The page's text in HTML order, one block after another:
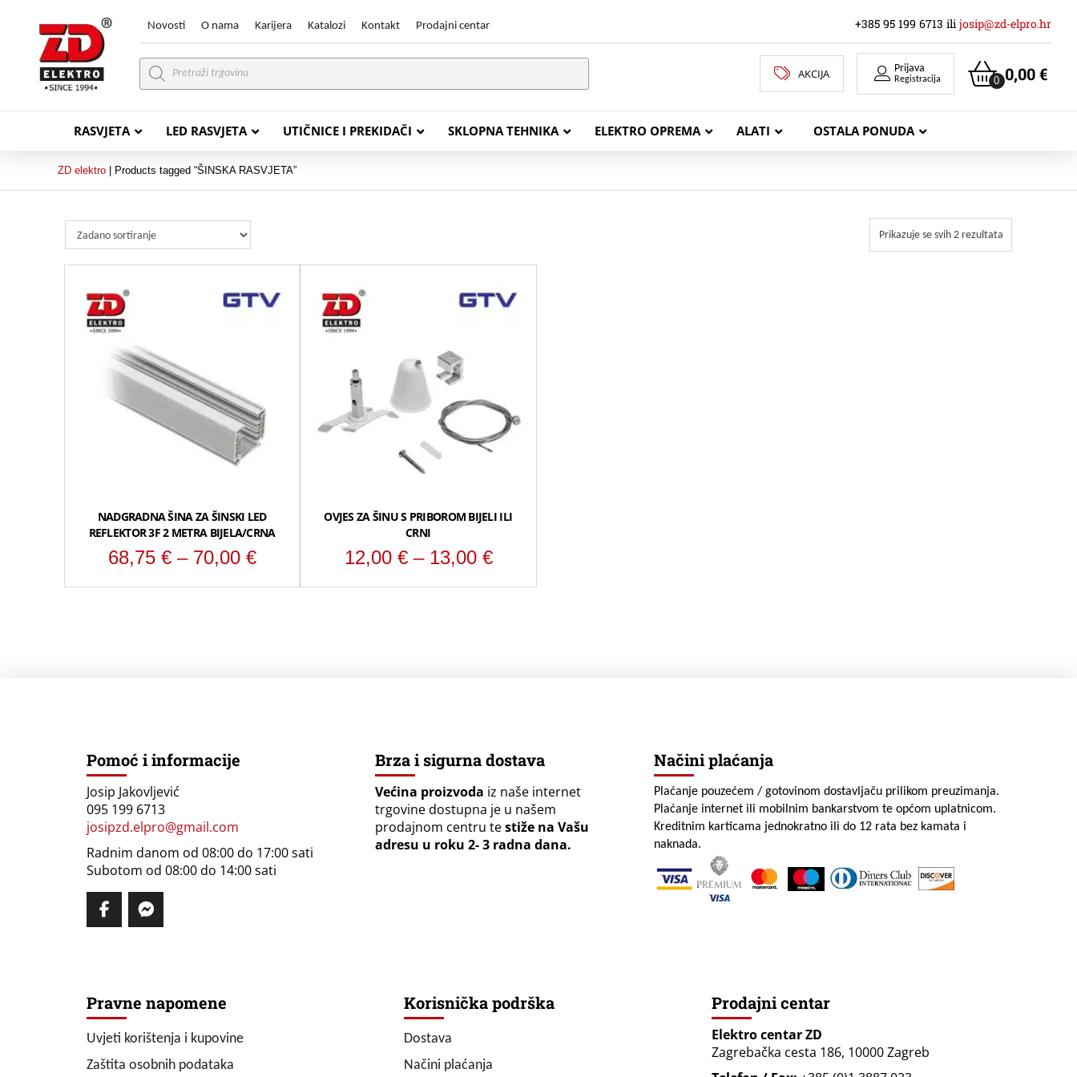
Novosti O nama Karijera Katalozi Kontakt Prodajni centar +385 95 199 6713 ili josip@zd-elpro.hr
Products
search
AKCIJA Prijava
Registracija 0,00€
0
RASVJETA LED RASVJETA UTIČNICE I PREKIDAČI SKLOPNA TEHNIKA ELEKTRO OPREMA ALATI OSTALA PONUDA
PVC VODIČI
PP/J (H05VV-F)
PP/L (H03VV-F)
MREŽNI LAN KABELI
ZD elektro Products tagged “ŠINSKA RASVJETA”
Prikazuje se svih 2 rezultata
NADGRADNA ŠINA ZA ŠINSKI LED
REFLEKTOR 3F 2 METRA BIJELA/CRNA
68,75 € – 70,00 €Raspon
cijena:
OVJES ZA ŠINU S PRIBOROM BIJELI ILI
CRNI
12,00 € – 13,00 €Raspon
cijena:
Pomoć i informacije
Josip Jakovljević
095 199 6713
josipzd.elpro@gmail.com
Radnim danom od 08:00 do 17:00 sati
Subotom od 08:00 do 14:00 sati
Brza i sigurna dostava
Većina proizvoda iz naše internet
trgovine dostupna je u našem
prodajnom centru testiže na Vašu
adresu u roku 2- 3 radna dana.
Načini plaćanja
Plaćanje pouzećem / gotovinom dostavljaču prilikom preuzimanja.
Plaćanje internet ili mobilnim bankarstvom te općom uplatnicom.
Kreditnim karticama jednokratno ili do 12 rata bez kamata i
naknada.
Pravne napomene
Uvjeti korištenja i kupovine
Zaštita osobnih podataka
Korisnička podrška
Dostava
Načini plaćanja
Prodajni centar
Elektro centar ZD
Zagrebačka cesta 186, 10000 Zagreb